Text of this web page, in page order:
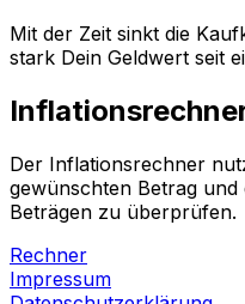
Mit der Zeit sinkt die
stark Dein Geldwert seit
Der Inflationsrechner
gewünschten Betrag
Beträgen zu überprüfen.
Rechner
Impressum